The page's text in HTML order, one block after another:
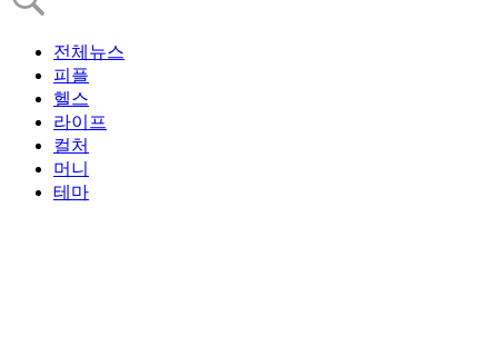
전체뉴스
피플
헬스
라이프
컬처
머니
테마